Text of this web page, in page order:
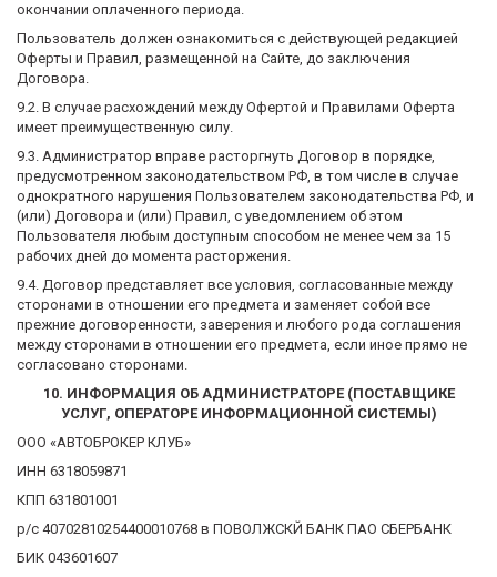
окончании оплаченного периода.
Пользователь должен ознакомиться с действующей редакцией
Оферты и Правил, размещенной на Сайте, до заключения
Договора.
9.2. В случае расхождений между Офертой и Правилами Оферта
имеет преимущественную силу.
9.3. Администратор вправе расторгнуть Договор в порядке,
предусмотренном законодательством РФ, в том числе в случае
однократного нарушения Пользователем законодательства РФ, и
(или) Договора и (или) Правил, с уведомлением об этом
Пользователя любым доступным способом не менее чем за 15
рабочих дней до момента расторжения.
9.4. Договор представляет все условия, согласованные между
сторонами в отношении его предмета и заменяет собой все
прежние договоренности, заверения и любого рода соглашения
между сторонами в отношении его предмета, если иное прямо не
согласовано сторонами.
10. ИНФОРМАЦИЯ ОБ АДМИНИСТРАТОРЕ (ПОСТАВЩИКЕ
УСЛУГ, ОПЕРАТОРЕ ИНФОРМАЦИОННОЙ СИСТЕМЫ)
ООО «АВТОБРОКЕР КЛУБ»
ИНН 6318059871
КПП 631801001
р/с 40702810254400010768 в ПОВОЛЖСКЙ БАНК ПАО СБЕРБАНК
БИК 043601607